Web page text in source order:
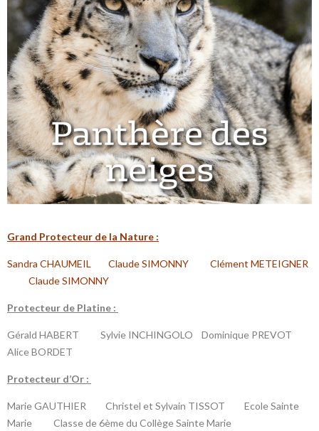
Grand Protecteur de la Nature :
Sandra CHAUMEIL Claude SIMONNY Clément METEIGNER
Claude SIMONNY
Protecteur de Platine :
Gérald HABERT Sylvie INCHINGOLO Dominique PREVOT
Alice BORDET
Protecteur d’Or :
Marie GAUTHIER Christel et Sylvain TISSOT Ecole Sainte
Marie Classe de 6ème du Collège Sainte Marie